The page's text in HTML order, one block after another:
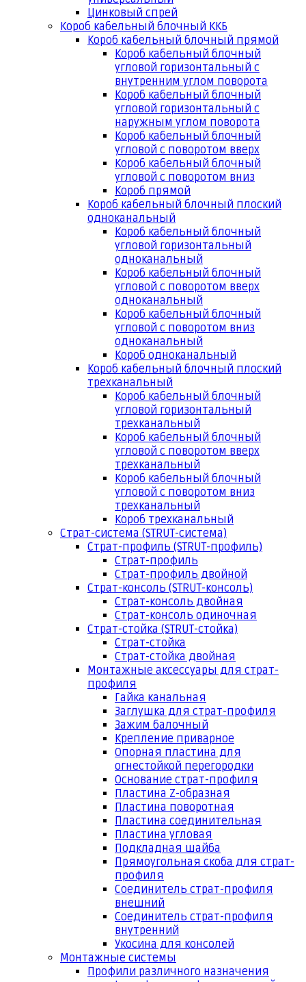
Цинковый спрей
Короб кабельный блочный ККБ
Короб кабельный блочный прямой
Короб кабельный блочный
угловой горизонтальный с
внутренним углом поворота
Короб кабельный блочный
угловой горизонтальный с
наружным углом поворота
Короб кабельный блочный
угловой с поворотом вверх
Короб кабельный блочный
угловой с поворотом вниз
Короб прямой
Короб кабельный блочный плоский
одноканальный
Короб кабельный блочный
угловой горизонтальный
одноканальный
Короб кабельный блочный
угловой с поворотом вверх
одноканальный
Короб кабельный блочный
угловой с поворотом вниз
одноканальный
Короб одноканальный
Короб кабельный блочный плоский
трехканальный
Короб кабельный блочный
угловой горизонтальный
трехканальный
Короб кабельный блочный
угловой с поворотом вверх
трехканальный
Короб кабельный блочный
угловой с поворотом вниз
трехканальный
Короб трехканальный
Страт-система (STRUT-система)
Страт-профиль (STRUT-профиль)
Страт-профиль
Страт-профиль двойной
Страт-консоль (STRUT-консоль)
Страт-консоль двойная
Страт-консоль одиночная
Страт-стойка (STRUT-стойка)
Страт-стойка
Страт-стойка двойная
Монтажные аксессуары для страт-
профиля
Гайка канальная
Заглушка для страт-профиля
Зажим балочный
Крепление приварное
Опорная пластина для
огнестойкой перегородки
Основание страт-профиля
Пластина Z-образная
Пластина поворотная
Пластина соединительная
Пластина угловая
Подкладная шайба
Прямоугольная скоба для страт-
профиля
Соединитель страт-профиля
внешний
Соединитель страт-профиля
внутренний
Укосина для консолей
Монтажные системы
Профили различного назначения